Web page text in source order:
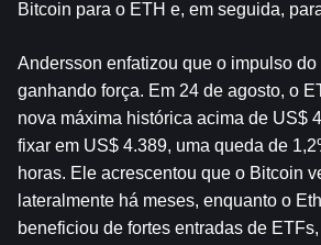
Bitcoin para o ETH e, em seguida,
Andersson enfatizou que o impulso
ganhando força. Em 24 de agosto, o
nova máxima histórica acima de US$
fixar em US$ 4.389, uma queda de
horas. Ele acrescentou que o Bitcoin
lateralmente há meses, enquanto o
beneficiou de fortes entradas de